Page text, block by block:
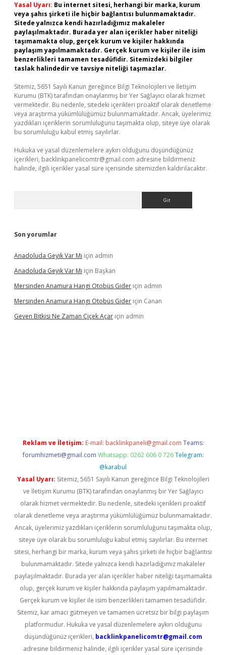
Yasal Uyarı: Bu internet sitesi, herhangi bir marka, kurum
veya şahıs şirketi ile hiçbir bağlantısı bulunmamaktadır.
Sitede yalnızca kendi hazırladığımız makaleler
paylaşılmaktadır. Burada yer alan içerikler haber niteliği
taşımamakta olup, gerçek kurum ve kişiler hakkında
paylaşım yapılmamaktadır. Gerçek kurum ve kişiler ile isim
benzerlikleri tamamen tesadüfidir. Sitemizdeki bilgiler
taslak halindedir ve tavsiye niteliği taşımazlar.
Sitemiz, 5651 Sayılı Kanun gereğince Bilgi Teknolojileri ve İletişim
Kurumu (BTK) tarafından onaylanmış bir Yer Sağlayıcı olarak hizmet
vermektedir. Bu nedenle, sitedeki içerikleri proaktif olarak denetleme
veya araştırma yükümlülüğümüz bulunmamaktadır. Ancak, üyelerimiz
yazdıkları içeriklerin sorumluluğunu taşımakta olup, siteye üye olarak
bu sorumluluğu kabul etmiş sayılırlar.
Hukuka ve yasal düzenlemelere aykırı olduğunu düşündüğünüz
içerikleri, backlinkpanelicomtr@gmail.com adresine bildirmeniz
halinde, ilgili içerikler yasal süre içerisinde sitemizden kaldırılacaktır.
Son yorumlar
Anadoluda Geyik Var Mı için admin
Anadoluda Geyik Var Mı için Başkan
Mersinden Anamura Hangi Otobüs Gider için admin
Mersinden Anamura Hangi Otobüs Gider için Canan
Geven Bitkisi Ne Zaman Çiçek Açar için admin
Reklam ve İletişim: E-mail: backlinkpaneli@gmail.com Teams:
forumhizmeti@gmail.com Whatsapp: 0262 606 0 726 Telegram:
@karabul
Yasal Uyarı: Sitemiz, 5651 Sayılı Kanun gereğince Bilgi Teknolojileri
ve İletişim Kurumu (BTK) tarafından onaylanmış bir Yer Sağlayıcı
olarak hizmet vermektedir. Bu nedenle, sitedeki içerikleri proaktif
olarak denetleme veya araştırma yükümlülüğümüz bulunmamaktadır.
Ancak, üyelerimiz yazdıkları içeriklerin sorumluluğunu taşımakta olup,
siteye üye olarak bu sorumluluğu kabul etmiş sayılırlar. Bu internet
sitesi, herhangi bir marka, kurum veya şahıs şirketi ile hiçbir bağlantısı
bulunmamaktadır. Sitede yalnızca kendi hazırladığımız makaleler
paylaşılmaktadır. Burada yer alan içerikler haber niteliği taşımamakta
olup, gerçek kurum ve kişiler hakkında paylaşım yapılmamaktadır.
Gerçek kurum ve kişiler ile isim benzerlikleri tamamen tesadüfidir.
Sitemiz, kar amacı gütmeyen ve tamamen ücretsiz bir bilgi paylaşım
platformudur. Hukuka ve yasal düzenlemelere aykırı olduğunu
düşündüğünüz içerikleri, backlinkpanelicomtr@gmail.com
adresine bildirmeniz halinde, ilgili içerikler yasal süre içerisinde